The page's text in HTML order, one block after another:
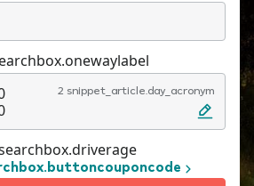
2 snippet_article.day_acronym